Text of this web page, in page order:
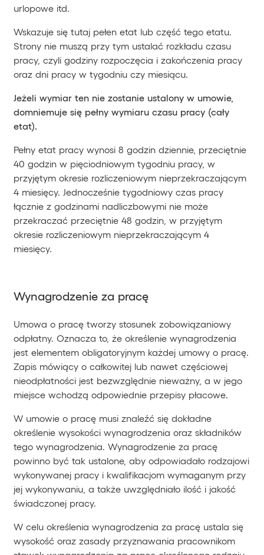
urlopowe itd.
Wskazuje się tutaj pełen etat lub część tego etatu.
Strony nie muszą przy tym ustalać rozkładu czasu
pracy, czyli godziny rozpoczęcia i zakończenia pracy
oraz dni pracy w tygodniu czy miesiącu.
Jeżeli wymiar ten nie zostanie ustalony w umowie,
domniemuje się pełny wymiaru czasu pracy (cały
etat).
Pełny etat pracy wynosi 8 godzin dziennie, przeciętnie
40 godzin w pięciodniowym tygodniu pracy, w
przyjętym okresie rozliczeniowym nieprzekraczającym
4 miesięcy. Jednocześnie tygodniowy czas pracy
łącznie z godzinami nadliczbowymi nie może
przekraczać przeciętnie 48 godzin, w przyjętym
okresie rozliczeniowym nieprzekraczającym 4
miesięcy.
Wynagrodzenie za pracę
Umowa o pracę tworzy stosunek zobowiązaniowy
odpłatny. Oznacza to, że określenie wynagrodzenia
jest elementem obligatoryjnym każdej umowy o pracę.
Zapis mówiący o całkowitej lub nawet częściowej
nieodpłatności jest bezwzględnie nieważny, a w jego
miejsce wchodzą odpowiednie przepisy płacowe.
W umowie o pracę musi znaleźć się dokładne
określenie wysokości wynagrodzenia oraz składników
tego wynagrodzenia. Wynagrodzenie za pracę
powinno być tak ustalone, aby odpowiadało rodzajowi
wykonywanej pracy i kwalifikacjom wymaganym przy
jej wykonywaniu, a także uwzględniało ilość i jakość
świadczonej pracy.
W celu określenia wynagrodzenia za pracę ustala się
wysokość oraz zasady przyznawania pracownikom